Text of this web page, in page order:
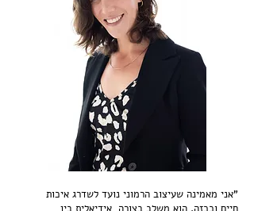
"אני מאמינה שעיצוב הרמוני נועד לשדרג איכות